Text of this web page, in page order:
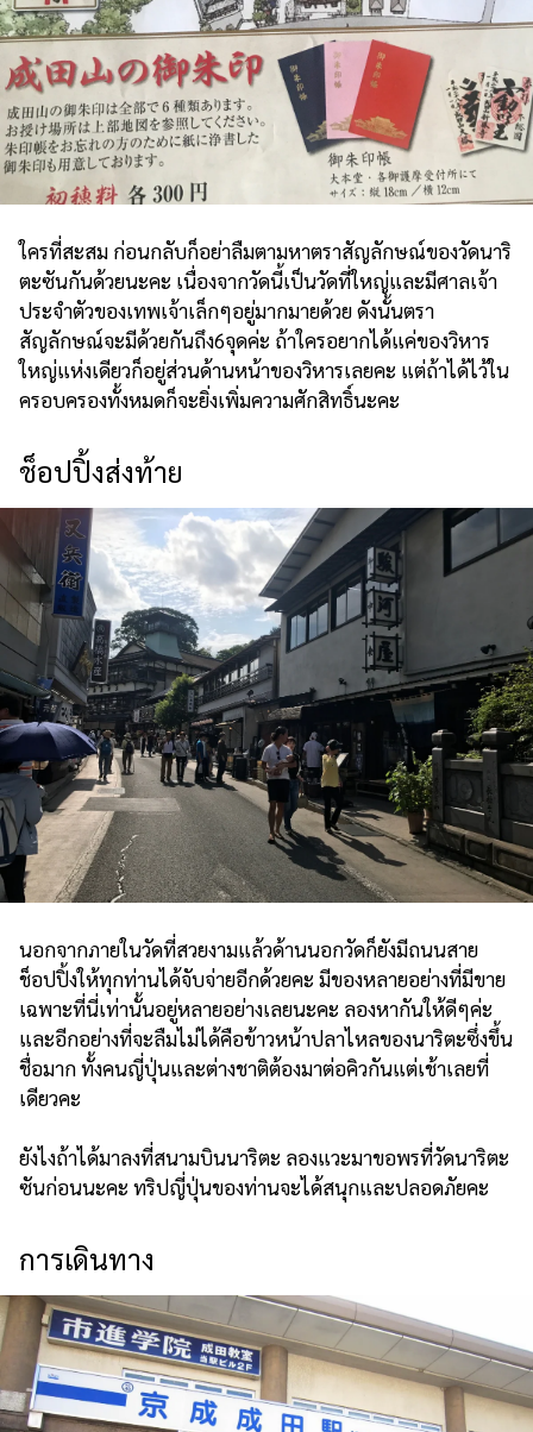
ใครที่สะสม ก่อนกลับก็อย่าลืมตามหาตราสัญลักษณ์ของวัดนาริ
ตะซันกันด้วยนะคะ เนื่องจากวัดนี้เป็นวัดที่ใหญ่และมีศาลเจ้า
ประจำตัวของเทพเจ้าเล็กๆอยู่มากมายด้วย ดังนั้นตรา
สัญลักษณ์จะมีด้วยกันถึง6จุดค่ะ ถ้าใครอยากได้แค่ของวิหาร
ใหญ่แห่งเดียวก็อยู่ส่วนด้านหน้าของวิหารเลยคะ แต่ถ้าได้ไว้ใน
ครอบครองทั้งหมดก็จะยิ่งเพิ่มความศักสิทธิ์นะคะ
ช็อปปิ้งส่งท้าย
นอกจากภายในวัดที่สวยงามแล้วด้านนอกวัดก็ยังมีถนนสาย
ช็อปปิ้งให้ทุกท่านได้จับจ่ายอีกด้วยคะ มีของหลายอย่างที่มีขาย
เฉพาะที่นี่เท่านั้นอยู่หลายอย่างเลยนะคะ ลองหากันให้ดีๆค่ะ
และอีกอย่างที่จะลืมไม่ได้คือข้าวหน้าปลาไหลของนาริตะซึ่งขึ้น
ชื่อมาก ทั้งคนญี่ปุ่นและต่างชาติต้องมาต่อคิวกันแต่เช้าเลยที่
เดียวคะ
ยังไงถ้าได้มาลงที่สนามบินนาริตะ ลองแวะมาขอพรที่วัดนาริตะ
ซันก่อนนะคะ ทริปญี่ปุ่นของท่านจะได้สนุกและปลอดภัยคะ
การเดินทาง